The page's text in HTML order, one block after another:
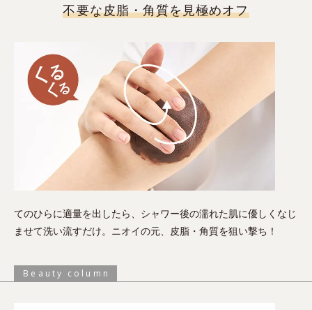
不要な皮脂・角質を見極めオフ
てのひらに適量を出したら、シャワー後の濡れた肌に優しくなじ
ませて洗い流すだけ。ニオイの元、皮脂・角質を狙い撃ち！
Beauty column